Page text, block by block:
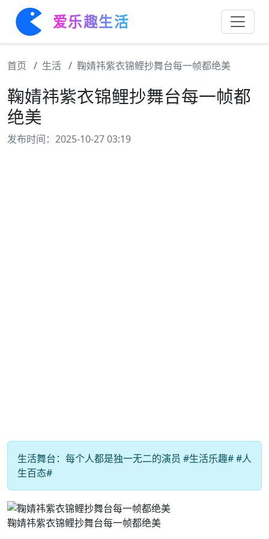
爱乐趣生活
首页 生活 鞠婧祎紫衣锦鲤抄舞台每一帧都绝美
鞠婧祎紫衣锦鲤抄舞台每一帧都
绝美
发布时间：2025-10-27 03:19
生活舞台：每个人都是独一无二的演员 #生活乐趣# #人
生百态#
鞠婧祎紫衣锦鲤抄舞台每一帧都绝美